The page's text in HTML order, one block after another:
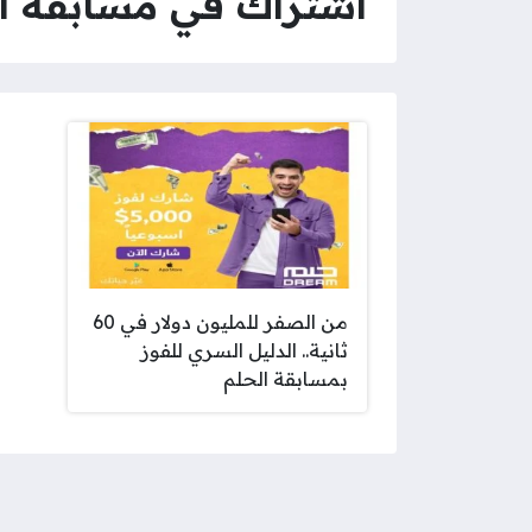
من الصفر للمليون دولار في 60
ثانية.. الدليل السري للفوز
بمسابقة الحلم